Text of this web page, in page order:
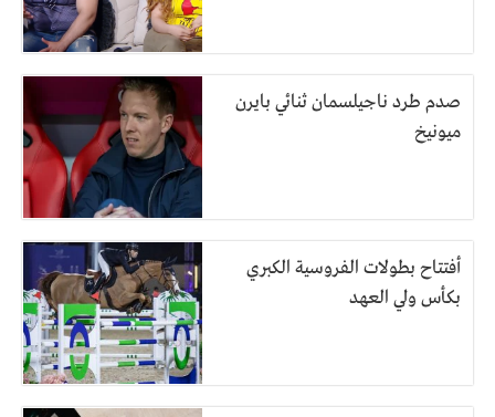
صدم طرد ناجيلسمان ثنائي بايرن
ميونيخ
أفتتاح بطولات الفروسية الكبري
بكأس ولي العهد